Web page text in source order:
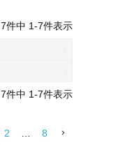
7件中 1-7件表示
7件中 1-7件表示
2 … 8